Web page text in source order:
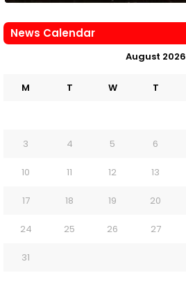
News Calendar
August 2026
M T W T
3 4 5 6
10 11 12 13
17 18 19 20
24 25 26 27
31